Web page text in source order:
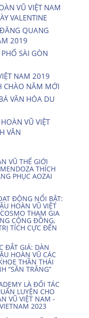
VŨ VIỆT NAM
VALENTINE
QUANG
2019
SÀI GÒN
NAM 2019
CHÀO NĂM MỚI
VĂN HÓA DU
VŨ VIỆT
VÂN
VŨ THẾ GIỚI
THÍCH
PHỤC AOZAI
ĐỘNG NỔI BẬT:
HOÀN VŨ VIỆT
THAM GIA
CỘNG ĐỒNG,
TÍCH CỰC ĐẾN
ĐẮT GIÁ: DÀN
HOÀN VŨ CÁC
THẦN THÁI
“SĂN TRĂNG”
LÀ ĐỐI TÁC
LUYỆN CHO
VŨ VIỆT NAM -
2023